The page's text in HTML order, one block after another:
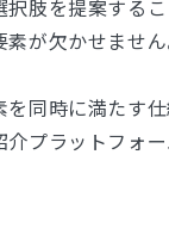
択肢を提案する
が欠かせません
を同時に満たす
介プラットフォ